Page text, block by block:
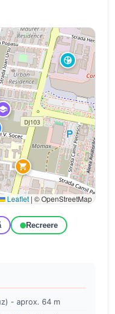
Leaflet | © OpenStreetMap
Recreere
- aprox. 64 m